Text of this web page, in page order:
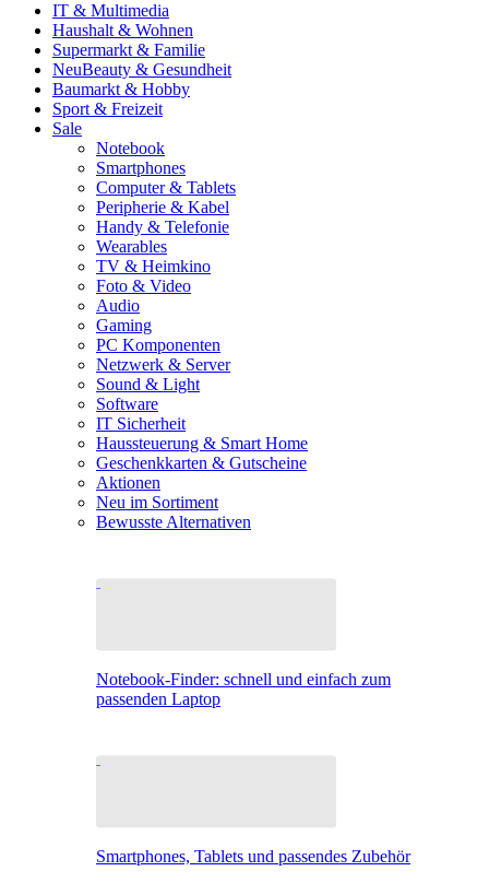
IT & Multimedia
Haushalt & Wohnen
Supermarkt & Familie
NeuBeauty & Gesundheit
Baumarkt & Hobby
Sport & Freizeit
Sale
Notebook
Smartphones
Computer & Tablets
Peripherie & Kabel
Handy & Telefonie
Wearables
TV & Heimkino
Foto & Video
Audio
Gaming
PC Komponenten
Netzwerk & Server
Sound & Light
Software
IT Sicherheit
Haussteuerung & Smart Home
Geschenkkarten & Gutscheine
Aktionen
Neu im Sortiment
Bewusste Alternativen
Notebook-Finder: schnell und einfach zum
passenden Laptop
Smartphones, Tablets und passendes Zubehör